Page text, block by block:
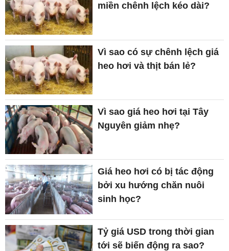
miền chênh lệch kéo dài?
Vì sao có sự chênh lệch giá
heo hơi và thịt bán lẻ?
Vì sao giá heo hơi tại Tây
Nguyên giảm nhẹ?
Giá heo hơi có bị tác động
bởi xu hướng chăn nuôi
sinh học?
Tỷ giá USD trong thời gian
tới sẽ biến động ra sao?